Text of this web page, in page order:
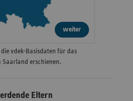
weiter
vdek-Basisdaten für das
Saarland erschienen.
Eltern